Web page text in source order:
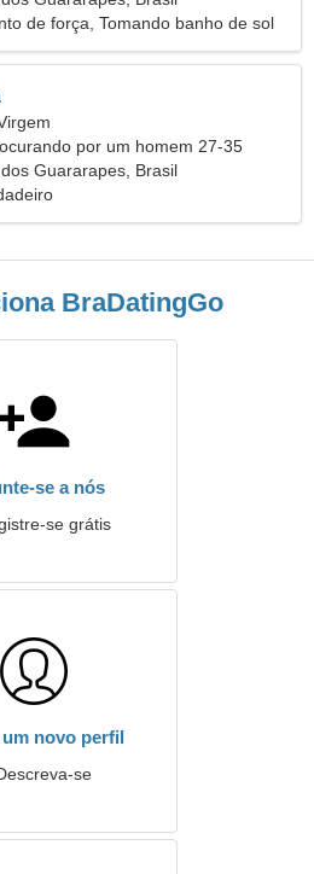
de força, Tomando banho de sol
por um homem 27-35
Guararapes, Brasil
BraDatingGo
se a nós
se grátis
novo perfil
se